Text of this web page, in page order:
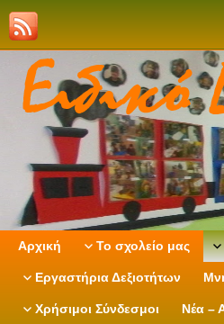
Αρχική Το σχολείο μας
Εργαστήρια Δεξιοτήτων
Χρήσιμοι Σύνδεσμοι Νέα –